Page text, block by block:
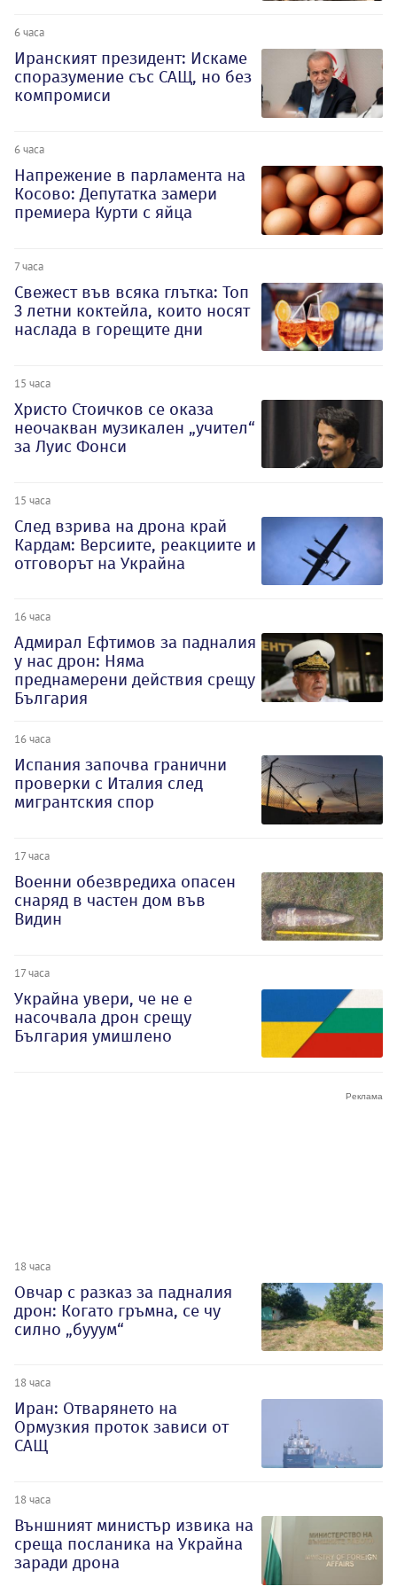
6 часа
Иранският президент: Искаме
споразумение със САЩ, но без
компромиси
6 часа
Напрежение в парламента на
Косово: Депутатка замери
премиера Курти с яйца
7 часа
Свежест във всяка глътка: Топ
3 летни коктейла, които носят
наслада в горещите дни
15 часа
Христо Стоичков се оказа
неочакван музикален „учител“
за Луис Фонси
15 часа
След взрива на дрона край
Кардам: Версиите, реакциите и
отговорът на Украйна
16 часа
Адмирал Ефтимов за падналия
у нас дрон: Няма
преднамерени действия срещу
България
16 часа
Испания започва гранични
проверки с Италия след
мигрантския спор
17 часа
Военни обезвредиха опасен
снаряд в частен дом във
Видин
17 часа
Украйна увери, че не е
насочвала дрон срещу
България умишлено
18 часа
Овчар с разказ за падналия
дрон: Когато гръмна, се чу
силно „бууум“
18 часа
Иран: Отварянето на
Ормузкия проток зависи от
САЩ
18 часа
Външният министър извика на
среща посланика на Украйна
заради дрона